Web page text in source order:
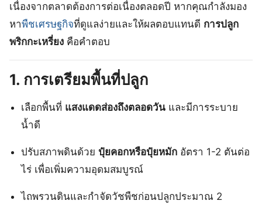
เนื่องจากตลาดต้องการต่อเนื่องตลอดปี หากคุณกำลังมอง
หาพืชเศรษฐกิจที่ดูแลง่ายและให้ผลตอบแทนดี การปลูก
พริกกะเหรี่ยง คือคำตอบ
1. การเตรียมพื้นที่ปลูก
เลือกพื้นที่ แสงแดดส่องถึงตลอดวัน และมีการระบาย
น้ำดี
ปรับสภาพดินด้วยปุ๋ยคอกหรือปุ๋ยหมัก อัตรา 1-2 ตันต่อ
ไร่ เพื่อเพิ่มความอุดมสมบูรณ์
ไถพรวนดินและกำจัดวัชพืชก่อนปลูกประมาณ 2